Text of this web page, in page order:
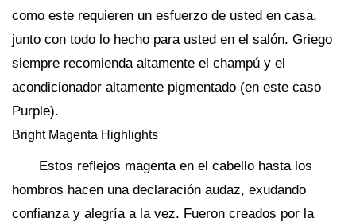
como este requieren un esfuerzo de usted en casa,
junto con todo lo hecho para usted en el salón. Griego
siempre recomienda altamente el champú y el
acondicionador altamente pigmentado (en este caso
Purple).
Bright Magenta Highlights
Estos reflejos magenta en el cabello hasta los
hombros hacen una declaración audaz, exudando
confianza y alegría a la vez. Fueron creados por la